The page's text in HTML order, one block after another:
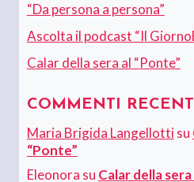
“Da persona a persona”
Ascolta il podcast “Il
Calar della sera al “Ponte”
COMMENTI
Maria Brigida Langellottisu
“Ponte”
Eleonora su Calar della